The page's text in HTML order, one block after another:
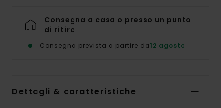
Consegna a casa o presso un punto
di ritiro
Consegna prevista a partire da12 agosto
Dettagli & caratteristiche